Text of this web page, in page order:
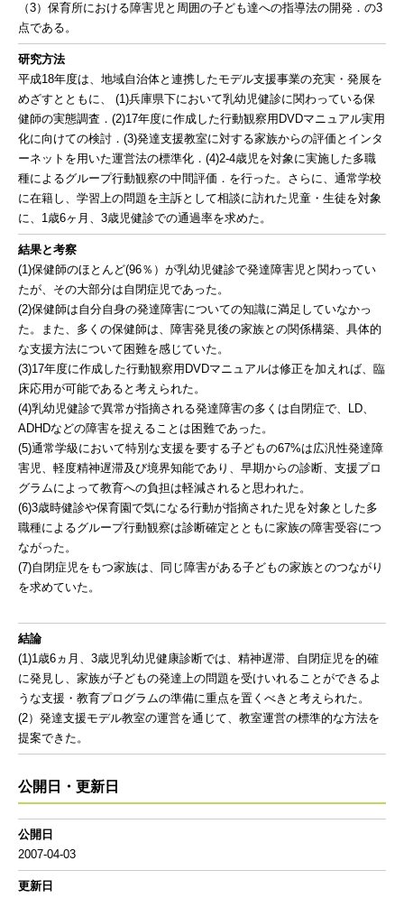
（3）保育所における障害児と周囲の子ども達への指導法の開発．の3
点である。
研究方法
平成18年度は、地域自治体と連携したモデル支援事業の充実・発展を
めざすとともに、 (1)兵庫県下において乳幼児健診に関わっている保
健師の実態調査．(2)17年度に作成した行動観察用DVDマニュアル実用
化に向けての検討．(3)発達支援教室に対する家族からの評価とインタ
ーネットを用いた運営法の標準化．(4)2-4歳児を対象に実施した多職
種によるグループ行動観察の中間評価．を行った。さらに、通常学校
に在籍し、学習上の問題を主訴として相談に訪れた児童・生徒を対象
に、1歳6ヶ月、3歳児健診での通過率を求めた。
結果と考察
(1)保健師のほとんど(96％）が乳幼児健診で発達障害児と関わってい
たが、その大部分は自閉症児であった。
(2)保健師は自分自身の発達障害についての知識に満足していなかっ
た。また、多くの保健師は、障害発見後の家族との関係構築、具体的
な支援方法について困難を感じていた。
(3)17年度に作成した行動観察用DVDマニュアルは修正を加えれば、臨
床応用が可能であると考えられた。
(4)乳幼児健診で異常が指摘される発達障害の多くは自閉症で、LD、
ADHDなどの障害を捉えることは困難であった。
(5)通常学級において特別な支援を要する子どもの67%は広汎性発達障
害児、軽度精神遅滞及び境界知能であり、早期からの診断、支援プロ
グラムによって教育への負担は軽減されると思われた。
(6)3歳時健診や保育園で気になる行動が指摘された児を対象とした多
職種によるグループ行動観察は診断確定とともに家族の障害受容につ
ながった。
(7)自閉症児をもつ家族は、同じ障害がある子どもの家族とのつながり
を求めていた。
結論
(1)1歳6ヵ月、3歳児乳幼児健康診断では、精神遅滞、自閉症児を的確
に発見し、家族が子どもの発達上の問題を受けいれることができるよ
うな支援・教育プログラムの準備に重点を置くべきと考えられた。
(2）発達支援モデル教室の運営を通じて、教室運営の標準的な方法を
提案できた。
公開日・更新日
公開日
2007-04-03
更新日